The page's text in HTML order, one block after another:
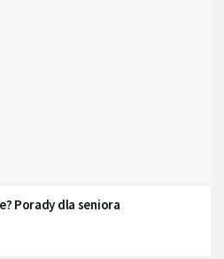
Porady dla seniora